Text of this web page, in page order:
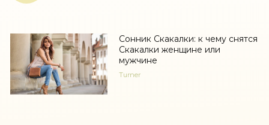
Сонник Скакалки: к чему снятся
Скакалки женщине или
мужчине
Turner